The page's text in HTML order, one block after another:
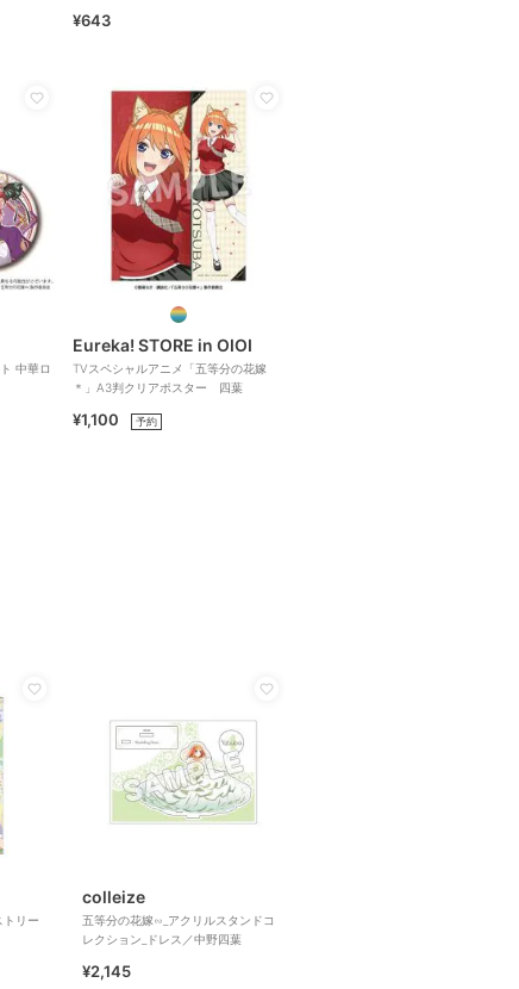
¥643
中華ロ
Eureka! STORE in OIOI
TVスペシャルアニメ「五等分の花嫁
＊」A3判クリアポスター 四葉
¥1,100 予約
トリー
colleize
五等分の花嫁∽_アクリルスタンドコ
レクション_ドレス／中野四葉
¥2,145